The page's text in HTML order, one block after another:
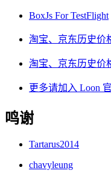
BoxJs For TestFlight
淘宝、京东历史
淘宝、京东历史
更多请加入 Loon
鸣谢
Tartarus2014
chavyleung